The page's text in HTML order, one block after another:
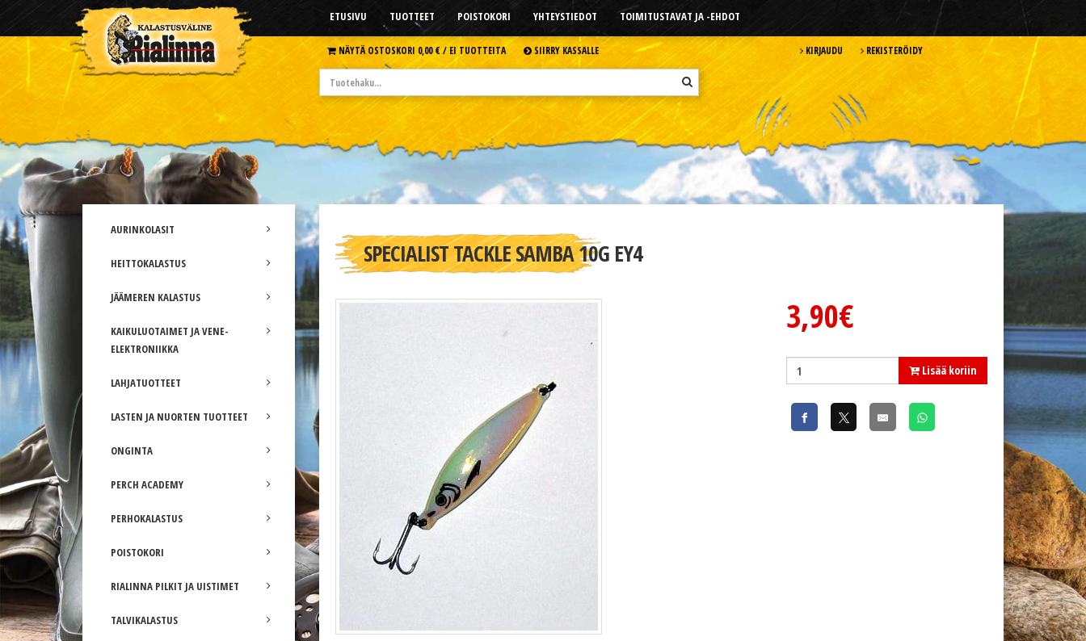
ETUSIVU TUOTTEET POISTOKORI YHTEYSTIEDOT TOIMITUSTAVAT JA -EHDOT
NÄYTÄ OSTOSKORI 0,00 € /EI TUOTTEITA SIIRRY KASSALLE KIRJAUDU REKISTERÖIDY
AURINKOLASIT
HEITTOKALASTUS
JÄÄMEREN KALASTUS
KAIKULUOTAIMET JA VENE-
ELEKTRONIIKKA
LAHJATUOTTEET
LASTEN JA NUORTEN TUOTTEET
ONGINTA
PERCH ACADEMY
PERHOKALASTUS
POISTOKORI
RIALINNA PILKIT JA UISTIMET
TALVIKALASTUS
SPECIALIST TACKLE SAMBA 10G EY4
3,90€
Lisää koriin